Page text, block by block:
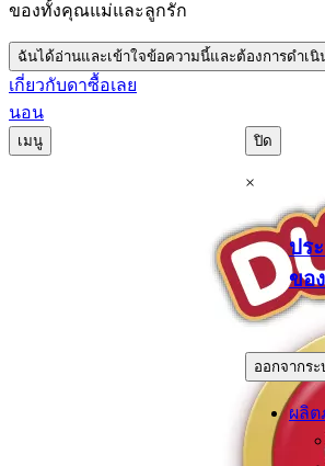
ของทั้งคุณแม่และลูกรัก
ฉันได้อ่านและเข้าใจข้อความนี้และต้องการดำเนิ
เกี่ยวกับดา
นอน
ซื้อเลย
เมนู ปิด
×
ปร
ขอ
.
ออกจากระ
ผลิ